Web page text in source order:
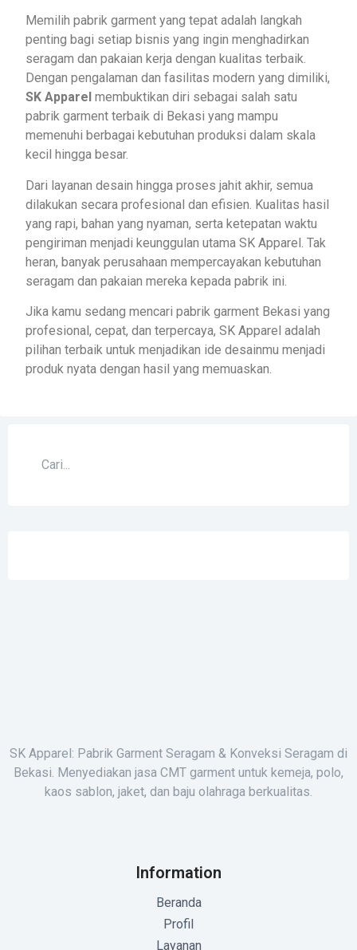
Memilih pabrik garment yang tepat adalah langkah
penting bagi setiap bisnis yang ingin menghadirkan
seragam dan pakaian kerja dengan kualitas terbaik.
Dengan pengalaman dan fasilitas modern yang dimiliki,
SK Apparel membuktikan diri sebagai salah satu
pabrik garment terbaik di Bekasi yang mampu
memenuhi berbagai kebutuhan produksi dalam skala
kecil hingga besar.
Dari layanan desain hingga proses jahit akhir, semua
dilakukan secara profesional dan efisien. Kualitas hasil
yang rapi, bahan yang nyaman, serta ketepatan waktu
pengiriman menjadi keunggulan utama SK Apparel. Tak
heran, banyak perusahaan mempercayakan kebutuhan
seragam dan pakaian mereka kepada pabrik ini.
Jika kamu sedang mencari pabrik garment Bekasi yang
profesional, cepat, dan terpercaya, SK Apparel adalah
pilihan terbaik untuk menjadikan ide desainmu menjadi
produk nyata dengan hasil yang memuaskan.
SK Apparel: Pabrik Garment Seragam & Konveksi Seragam di
Bekasi. Menyediakan jasa CMT garment untuk kemeja, polo,
kaos sablon, jaket, dan baju olahraga berkualitas.
Information
Beranda
Profil
Layanan